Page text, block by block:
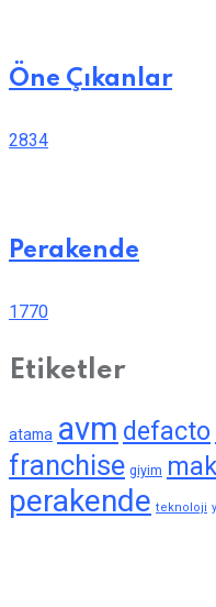
Öne Çıkanlar
2834
Perakende
1770
Etiketler
atama avm defacto
franchise giyim
perakende teknoloji